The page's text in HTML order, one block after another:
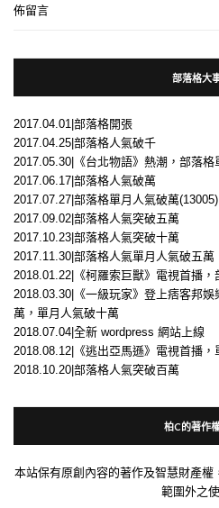
佈留言
部落格大
2017.04.01|部落格開張
2017.04.25|部落格人氣破千
2017.05.30|《台北物語》熱潮，部落格
2017.06.17|部落格人氣破萬
2017.07.27|部落格單月人氣破萬(13005)
2017.09.02|部落格人氣突破五萬
2017.10.23|部落格人氣突破十萬
2017.11.30|部落格人氣單月人氣破五萬
2018.01.22|《柯羅索巨獸》電視首播
2018.03.30|《一級玩家》登上痞客邦
萬，單月人氣破十萬
2018.07.04|全新 wordpress 網站上線
2018.08.12|《逃出亞馬遜》電視首播
2018.10.20|部落格人氣突破百萬
柏C的著作
本站保有原創內容的著作及智慧財產
範圍外之